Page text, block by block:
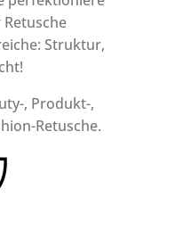
Struktur,
, Produkt-,
Retusche.